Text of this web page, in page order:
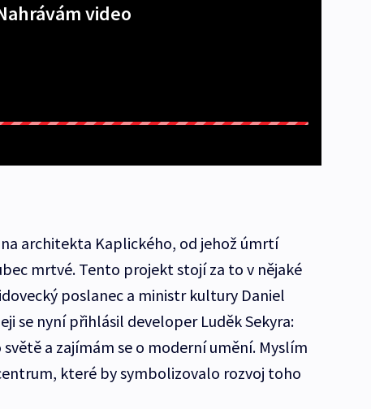
video
architekta Kaplického, od jehož úmrtí
mrtvé. Tento projekt stojí za to v nějaké
poslanec a ministr kultury Daniel
se nyní přihlásil developer Luděk Sekyra:
a zajímám se o moderní umění. Myslím
které by symbolizovalo rozvoj toho